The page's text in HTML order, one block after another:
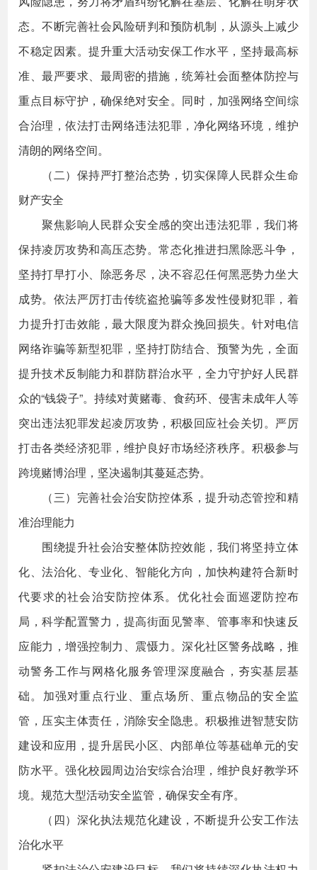
态。不断完善社会风险研判和预防机制，从源头上减少
不稳定因素。提升重大活动安保工作水平，坚持最高标
准、最严要求、最周密的措施，统筹社会面整体防控与
重点目标守护，确保绝对安全。同时，加强网络空间综
合治理，依法打击网络违法犯罪，净化网络环境，维护
清朗的网络空间。
（二）保持严打整治态势，切实保障人民群众生命
财产安全
聚焦影响人民群众安全感的突出违法犯罪，我们将
保持凌厉攻势和高压态势。常态化推进扫黑除恶斗争，
坚持打早打小、除恶务尽，决不容忍任何黑恶势力坐大
成势。依法严厉打击传统盗抢骗等多发性侵财犯罪，着
力提升打击效能，最大限度为群众挽回损失。针对电信
网络诈骗等新型犯罪，坚持打防结合、预警为先，全面
提升技术反制能力和群防群治水平，全力守护好人民群
众的“钱袋子”。持续对黄赌毒、食药环、侵害未成年人等
突出违法犯罪发起凌厉攻势，积极回应社会关切。严厉
打击各类经济犯罪，维护良好市场经济秩序。积极参与
跨境赌博治理，坚决遏制其蔓延态势。
（三）完善社会治安防控体系，提升动态管控和精
准治理能力
围绕提升社会治安整体防控效能，我们将坚持立体
化、法治化、专业化、智能化方向，加快构建符合新时
代要求的社会治安防控体系。优化社会面巡逻防控布
局，科学配置警力，提高街面见警率、管事率和快速反
应能力，增强控制力、震慑力。深化社区警务战略，推
动警务工作与网格化服务管理深度融合，夯实基层基
础。加强对重点行业、重点场所、重点物品的安全监
管，压实主体责任，消除安全隐患。积极推进智慧安防
建设和应用，提升居民小区、内部单位等基础单元的安
防水平。强化校园周边治安综合治理，维护良好教学环
境。规范大型活动安全监管，确保安全有序。
（四）深化执法规范化建设，不断提升公安工作法
治化水平